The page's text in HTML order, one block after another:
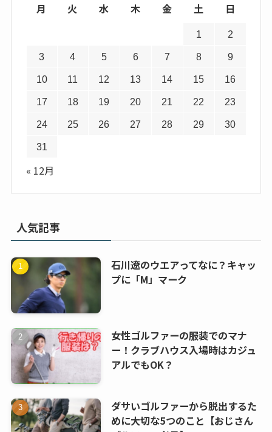
月 火 水 木 金 土 日
1 2
3 4 5 6 7 8 9
10 11 12 13 14 15 16
17 18 19 20 21 22 23
24 25 26 27 28 29 30
31
« 12月
人気記事
石川遼のウエアってなに？キャッ
プに「M」マーク
女性ゴルファーの服装でのマナ
ー！クラブハウス入場時はカジュ
アルでもOK？
ダサいゴルファーから脱出するた
めに大切な5つのこと【おじさん